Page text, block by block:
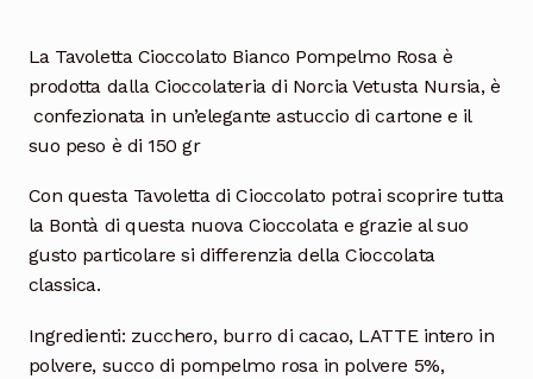
La Tavoletta Cioccolato Bianco Pompelmo Rosa è
prodotta dalla Cioccolateria di Norcia Vetusta Nursia, è
confezionata in un’elegante astuccio di cartone e il
suo peso è di 150 gr
Con questa Tavoletta di Cioccolato potrai scoprire tutta
la Bontà di questa nuova Cioccolata e grazie al suo
gusto particolare si differenzia della Cioccolata
classica.
Ingredienti: zucchero, burro di cacao, LATTE intero in
polvere, succo di pompelmo rosa in polvere 5%,